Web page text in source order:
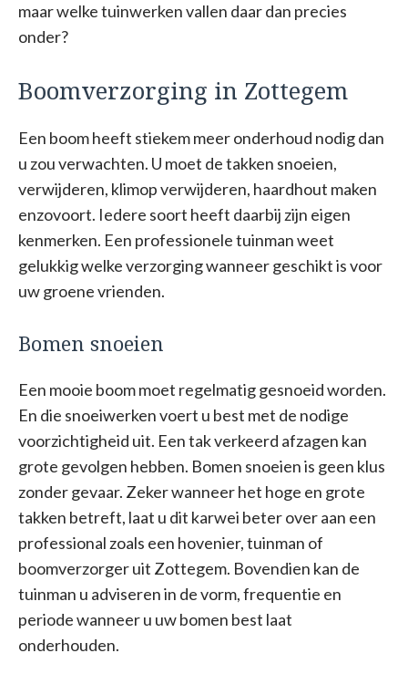
maar welke tuinwerken vallen daar dan precies
onder?
Boomverzorging in Zottegem
Een boom heeft stiekem meer onderhoud nodig dan
u zou verwachten. U moet de takken snoeien,
verwijderen, klimop verwijderen, haardhout maken
enzovoort. Iedere soort heeft daarbij zijn eigen
kenmerken. Een professionele tuinman weet
gelukkig welke verzorging wanneer geschikt is voor
uw groene vrienden.
Bomen snoeien
Een mooie boom moet regelmatig gesnoeid worden.
En die snoeiwerken voert u best met de nodige
voorzichtigheid uit. Een tak verkeerd afzagen kan
grote gevolgen hebben. Bomen snoeien is geen klus
zonder gevaar. Zeker wanneer het hoge en grote
takken betreft, laat u dit karwei beter over aan een
professional zoals een hovenier, tuinman of
boomverzorger uit Zottegem. Bovendien kan de
tuinman u adviseren in de vorm, frequentie en
periode wanneer u uw bomen best laat
onderhouden.